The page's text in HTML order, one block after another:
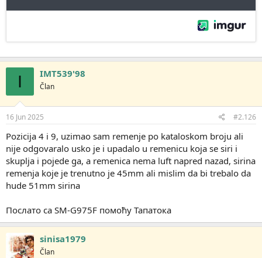
I IMT539'98
Član
16 Jun 2025 #2.126
Pozicija 4 i 9, uzimao sam remenje po kataloskom broju ali
nije odgovaralo usko je i upadalo u remenicu koja se siri i
skuplja i pojede ga, a remenica nema luft napred nazad, sirina
remenja koje je trenutno je 45mm ali mislim da bi trebalo da
hude 51mm sirina
Послато са SM-G975F помоћу Тапатока
sinisa1979
Član